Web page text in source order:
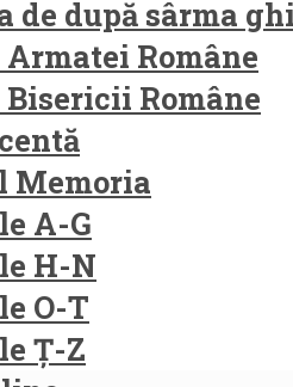
de după sârma
Române
Române
Memoria
A-G
H-N
O-T
Ț-Z